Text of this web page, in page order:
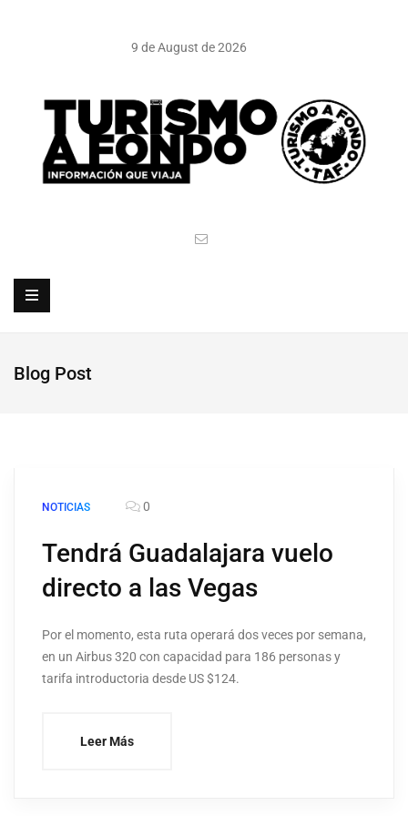
9 de August de 2026
Blog Post
NOTICIAS 0
Tendrá Guadalajara vuelo
directo a las Vegas
Por el momento, esta ruta operará dos veces por semana,
en un Airbus 320 con capacidad para 186 personas y
tarifa introductoria desde US $124.
Leer Más